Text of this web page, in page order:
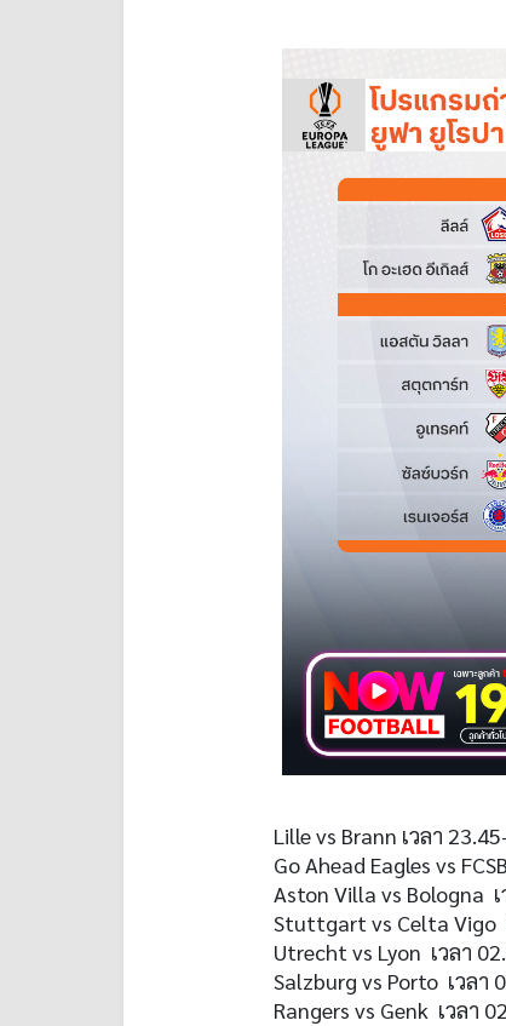
Lille vs Brann เวลา
Go Ahead Eagles vs
Aston Villa vs Bologna
Stuttgart vs Celta Vigo
Utrecht vs Lyon เวลา
Salzburg vs Porto เวลา
Rangers vs Genk เวลา